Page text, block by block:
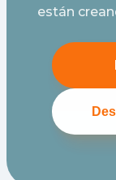
están